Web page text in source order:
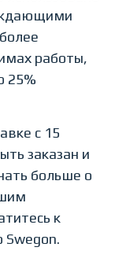
работы,
25%
с 15
заказан и
больше о
к